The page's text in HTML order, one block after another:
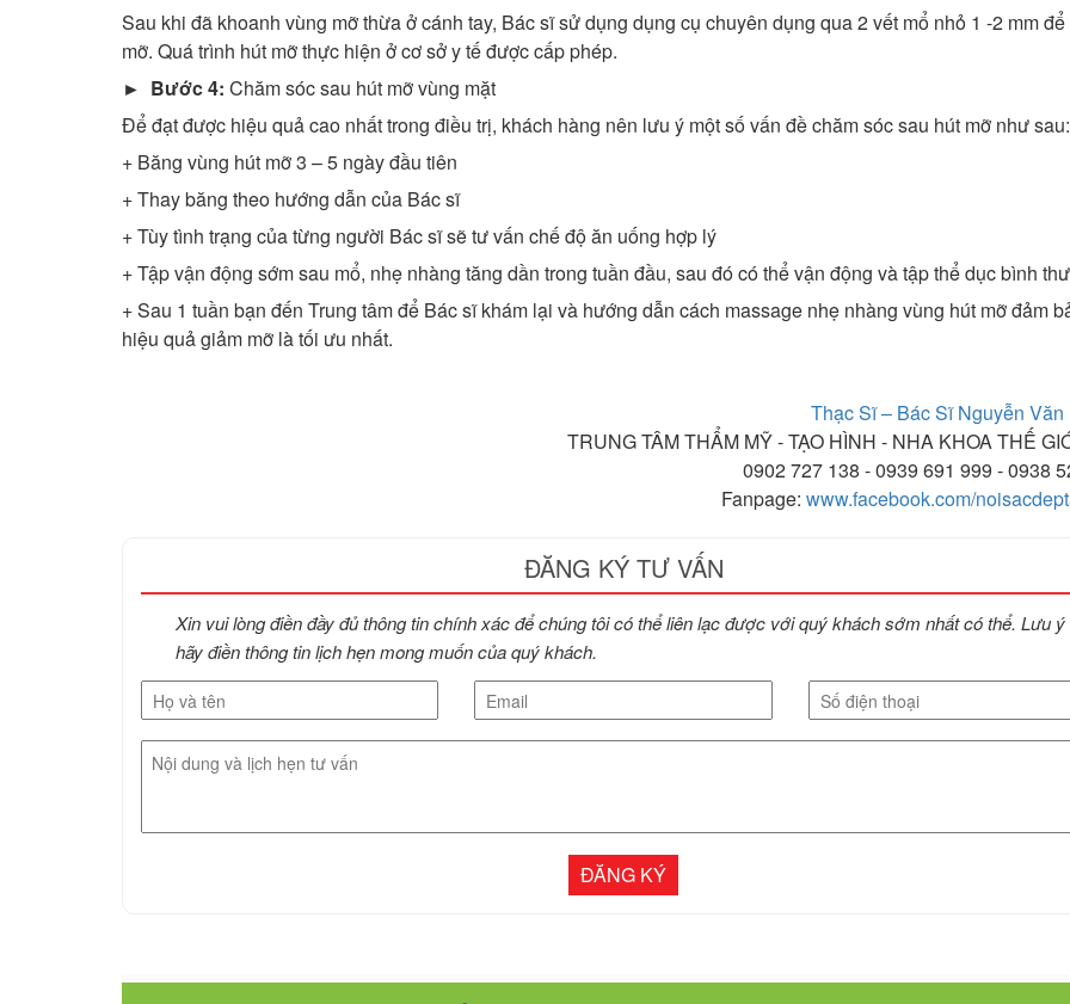
Sau khi đã khoanh vùng mỡ thừa ở cánh tay, Bác sĩ sử dụng dụng cụ chuyên dụng qua 2 vết mổ nhỏ 1 -2 mm để
mỡ. Quá trình hút mỡ thực hiện ở cơ sở y tế được cấp phép.
► Bước 4: Chăm sóc sau hút mỡ vùng mặt
Để đạt được hiệu quả cao nhất trong điều trị, khách hàng nên lưu ý một số vấn đề chăm sóc sau hút mỡ như sau:
+ Băng vùng hút mỡ 3 – 5 ngày đầu tiên
+ Thay băng theo hướng dẫn của Bác sĩ
+ Tùy tình trạng của từng người Bác sĩ sẽ tư vấn chế độ ăn uống hợp lý
+ Tập vận động sớm sau mổ, nhẹ nhàng tăng dần trong tuần đầu, sau đó có thể vận động và tập thể dục bình
+ Sau 1 tuần bạn đến Trung tâm để Bác sĩ khám lại và hướng dẫn cách massage nhẹ nhàng vùng hút mỡ đảm
hiệu quả giảm mỡ là tối ưu nhất.
Thạc Sĩ – Bác Sĩ Nguyễn Văn
TRUNG TÂM THẨM MỸ - TẠO HÌNH - NHA KHOA THẾ
0902 727 138 - 0939 691 999 - 0938
Fanpage: www.facebook.com/
ĐĂNG KÝ TƯ VẤN
Xin vui lòng điền đầy đủ thông tin chính xác để chúng tôi có thể liên lạc được với quý khách sớm nhất có thể. Lưu ý
hãy điền thông tin lịch hẹn mong muốn của quý khách.